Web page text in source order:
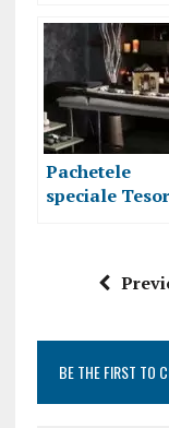
aranjamente
florale cadou
Pachetele
speciale
să aștepte!
BE THE FIRST TO